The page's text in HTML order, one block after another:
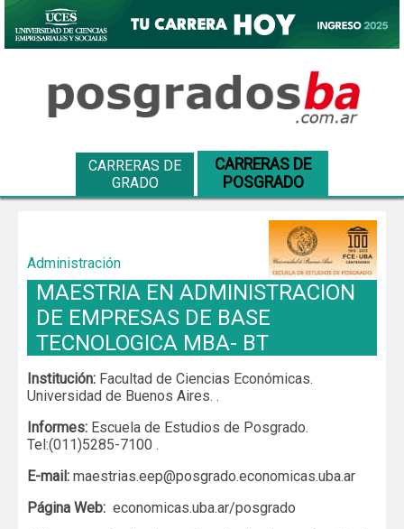
CARRERAS DE
GRADO
CARRERAS DE
POSGRADO
Administración
MAESTRIA EN ADMINISTRACION
DE EMPRESAS DE BASE
TECNOLOGICA MBA- BT
Institución: Facultad de Ciencias Económicas.
Universidad de Buenos Aires. .
Informes: Escuela de Estudios de Posgrado.
Tel:(011)5285-7100 .
E-mail: maestrias.eep@posgrado.economicas.uba.ar
Página Web: economicas.uba.ar/posgrado